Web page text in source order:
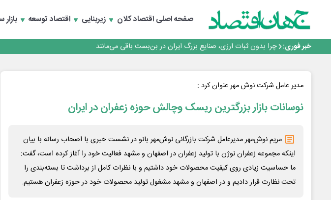
صفحه اصلیاقتصاد کلان زیربنایی اقتصاد توسعه بازار
خبر فوری:
۲ درصد از مشترکان ۱۰ درصد برق خانگی را مصرف می‌کنند!
روزنامه ۱۷ مرداد
چرا بدون ثبات ارزی، صنایع بزرگ ایران در بن‌بست باقی می‌مانند
رانندگان انگلیسی به سرقت سوخت روی آوردند!
۲ درصد از مشترکان ۱۰ درصد برق خانگی را مصرف می‌کنند!
روزنامه ۱۷ مرداد
افزایش قیمت بلیت اتوبوس فصلی شد؟
مدیر عامل شرکت نوش مهر عنوان کرد :
نوسانات بازار بزرگترین ریسک وچالش حوزه زعفران در ایران
مریم نوش‌مهر مدیرعامل شرکت بازرگانی نوش‌مهر بانو در نشست خبری با اصحاب رسانه با بیان
اینکه مجموعه زعفران نوژن با تولید زعفران در اصفهان و مشهد فعالیت خود را آغاز کرده است، گفت:
ما حساسیت زیادی روی کیفیت محصولات خود داشتیم و با نظرات کامل از برداشت تا بسته‌بندی را
تحت نظارت قرار دادیم و در اصفهان و مشهد مشغول تولید محصولات خود در حوزه زعفران هستیم.